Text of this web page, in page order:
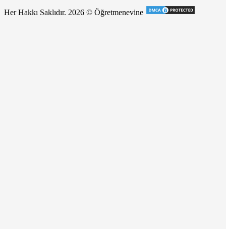
Her Hakkı Saklıdır. 2026 © Öğretmenevine